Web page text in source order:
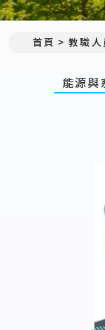
首頁 教職人
能源與